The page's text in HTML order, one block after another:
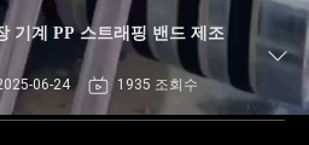
기계 PP 스트래핑 밴드 제조
06-24 1935 조회수